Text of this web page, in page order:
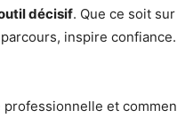
décisif. Que ce soit
inspire
et